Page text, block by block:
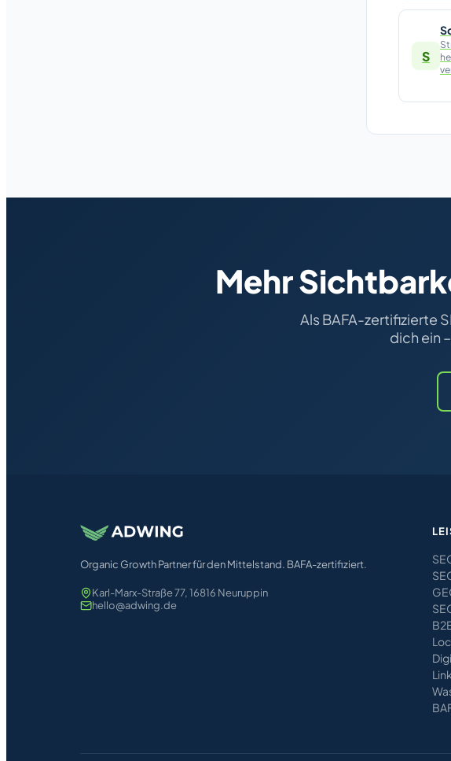
S
Mehr
Als BAFA-zertifizierte
dich ein
Organic Growth Partner für den Mittelstand. BAFA-zertifiziert.
Karl-Marx-Straße 77, 16816 Neuruppin
hello@adwing.de